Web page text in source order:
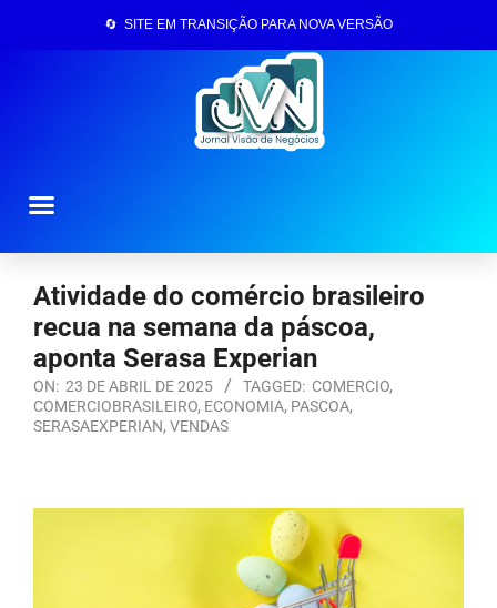
🔄 SITE EM TRANSIÇÃO PARA NOVA VERSÃO
Atividade do comércio brasileiro
recua na semana da páscoa,
aponta Serasa Experian
ON: 23 DE ABRIL DE 2025 TAGGED: COMERCIO,
COMERCIOBRASILEIRO, ECONOMIA, PASCOA,
SERASAEXPERIAN, VENDAS